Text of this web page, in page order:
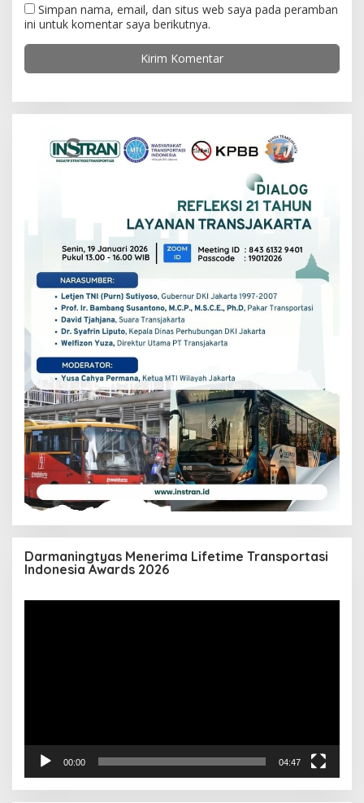
Simpan nama, email, dan situs web saya pada peramban
ini untuk komentar saya berikutnya.
Darmaningtyas Menerima Lifetime Transportasi
Indonesia Awards 2026
00:00 04:47